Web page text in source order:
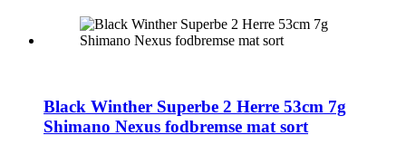
Black Winther Superbe 2 Herre 53cm 7g
Shimano Nexus fodbremse mat sort